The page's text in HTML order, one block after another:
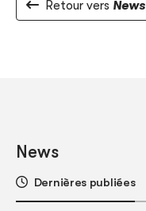
Retour vers News
News
Dernières publiées